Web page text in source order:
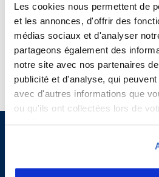
Les cookies nous permettent de
et les annonces, d'offrir des
médias sociaux et d'analyser
partageons également des
notre site avec nos partenaires
publicité et d'analyse, qui
avec d'autres informations que
ou qu'ils ont collectées lors de
amorce
détonateurs et cordeaux détonants
mines, grenades et autres explosifs
feux d’artifice et autres articles
bombes et cartouches fumigènes
dynamite, poudre et explosif